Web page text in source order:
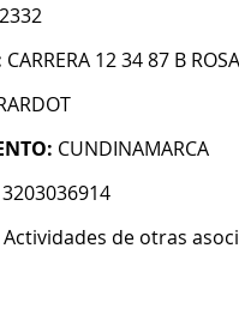
CARRERA 12 34 87 B
CUNDINAMARCA
3203036914
Actividades de otras